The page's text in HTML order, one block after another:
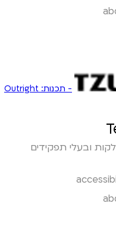
- תכנות: Outright
ובעלי תפקידים